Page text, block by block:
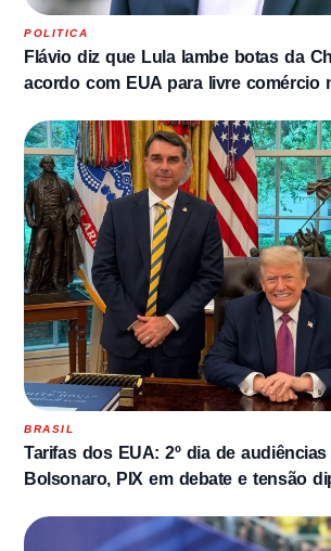
POLITICA
Flávio diz que Lula lambe botas da
acordo com EUA para livre comércio
BRASIL
Tarifas dos EUA: 2º dia de
Bolsonaro, PIX em debate e tensão